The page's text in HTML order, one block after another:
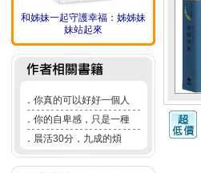
和姊妹一起守護幸福：姊姊妹
妹站起來
． 你真的可以好好一個人
． 你的自卑感，只是一種
． 晨活30分，九成的煩